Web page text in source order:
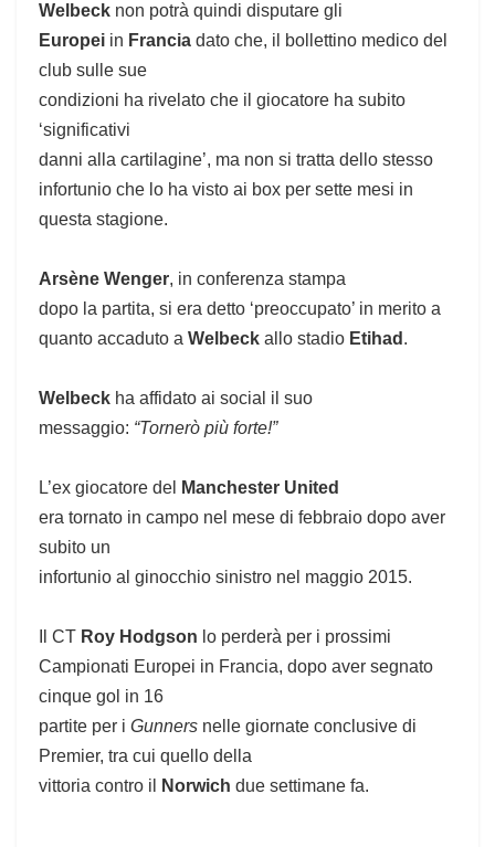
Welbeck non potrà quindi disputare gli
Europei in Francia dato che, il bollettino medico del
club sulle sue
condizioni ha rivelato che il giocatore ha subito
‘significativi
danni alla cartilagine’, ma non si tratta dello stesso
infortunio che lo ha visto ai box per sette mesi in
questa stagione.
Arsène Wenger, in conferenza stampa
dopo la partita, si era detto ‘preoccupato’ in merito a
quanto accaduto a Welbeck allo stadio Etihad .
Welbeck ha affidato ai social il suo
messaggio: “Tornerò più forte!”
L’ex giocatore del
Manchester United
era tornato in campo nel mese di febbraio dopo aver
subito un
infortunio al ginocchio sinistro nel maggio 2015.
Il CT Roy Hodgson lo perderà per i prossimi
Campionati Europei in Francia, dopo aver segnato
cinque gol in 16
partite per i Gunners nelle giornate conclusive di
Premier, tra cui quello della
vittoria contro il
Norwich due settimane fa.